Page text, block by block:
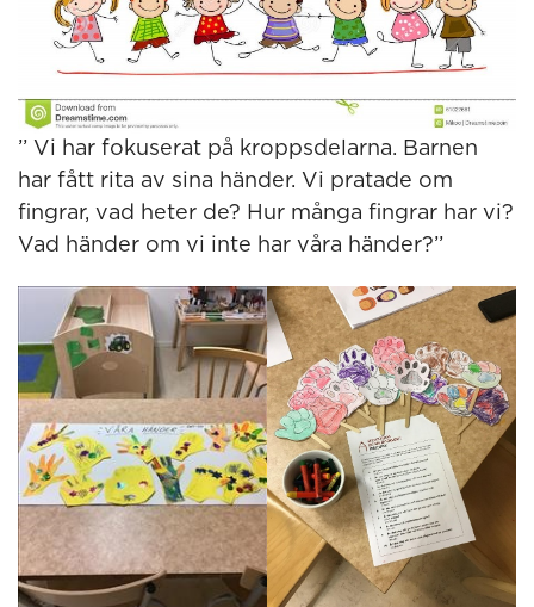
’’ Vi har fokuserat på kroppsdelarna. Barnen
har fått rita av sina händer. Vi pratade om
fingrar, vad heter de? Hur många fingrar har vi?
Vad händer om vi inte har våra händer?’’